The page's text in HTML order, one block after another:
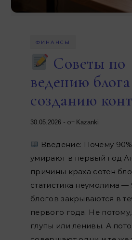
ФИНАНСЫ
Советы по
ведению
созданию
30.05.2026 - от Kazanki
Введение: Почему
умирают в первый год
причины краха сотен
статистика неумолима —
блогов закрываются в
первого года. Не
глупы или ленивы. А